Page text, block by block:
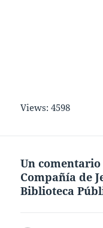
Views: 4598
Un
Compañía de
Biblioteca